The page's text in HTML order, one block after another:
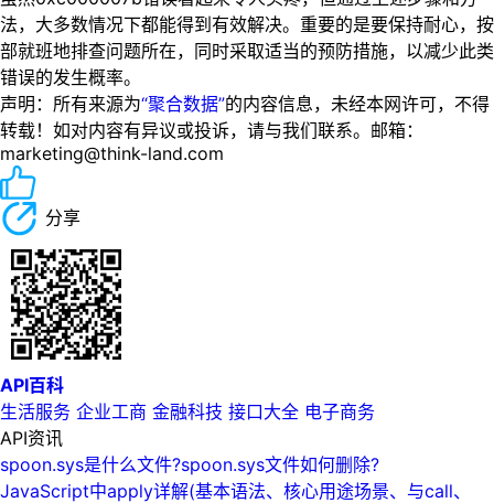
法，大多数情况下都能得到有效解决。重要的是要保持耐心，按
部就班地排查问题所在，同时采取适当的预防措施，以减少此类
错误的发生概率。
声明：所有来源为“聚合数据”的内容信息，未经本网许可，不得
转载！如对内容有异议或投诉，请与我们联系。邮箱：
marketing@think-land.com
分享
API百科
生活服务 企业工商 金融科技 接口大全 电子商务
API资讯
spoon.sys是什么文件?spoon.sys文件如何删除?
JavaScript中apply详解(基本语法、核心用途场景、与call、